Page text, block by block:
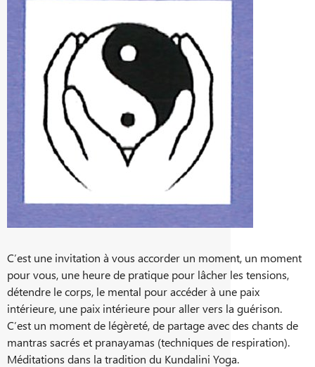
C’est une invitation à vous accorder un moment, un moment
pour vous, une heure de pratique pour lâcher les tensions,
détendre le corps, le mental pour accéder à une paix
intérieure, une paix intérieure pour aller vers la guérison.
C’est un moment de légèreté, de partage avec des chants de
mantras sacrés et pranayamas (techniques de respiration).
Méditations dans la tradition du Kundalini Yoga.